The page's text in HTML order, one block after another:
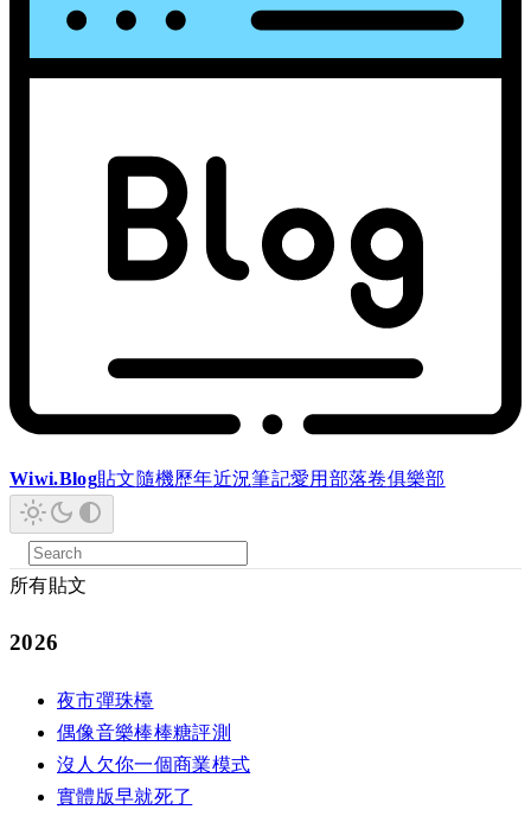
Wiwi.Blog貼文隨機歷年近況筆記愛用 部落卷俱樂部
所有貼文
2026
夜市彈珠檯
偶像音樂棒棒糖評測
沒人欠你一個商業模式
實體版早就死了